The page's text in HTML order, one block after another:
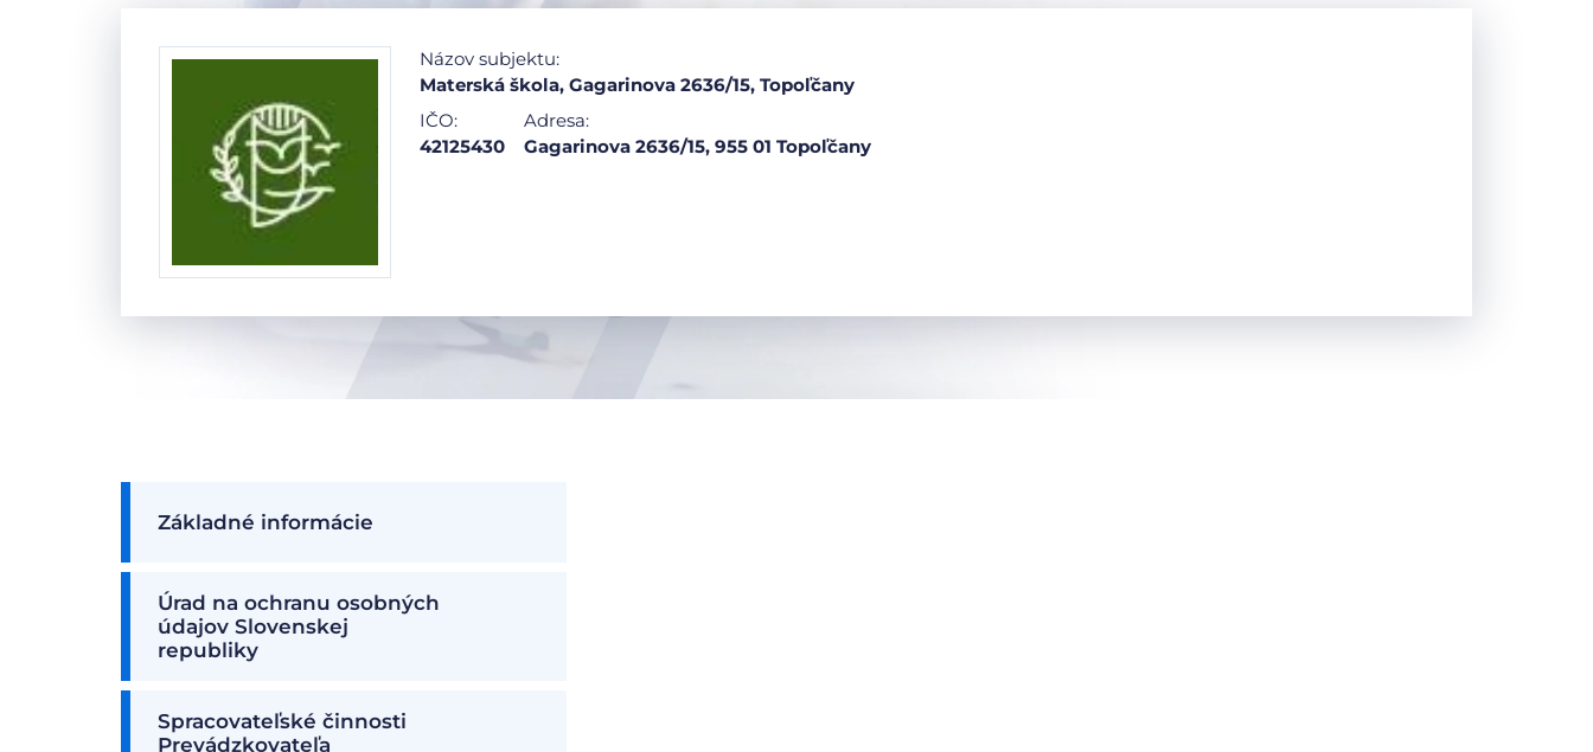
Názov subjektu:
Materská škola, Gagarinova 2636/15, Topoľčany
IČO:
42125430
Adresa:
Gagarinova 2636/15, 955 01 Topoľčany
Základné informácie
Úrad na ochranu osobných
údajov Slovenskej
republiky
Spracovateľské činnosti
Prevádzkovateľa